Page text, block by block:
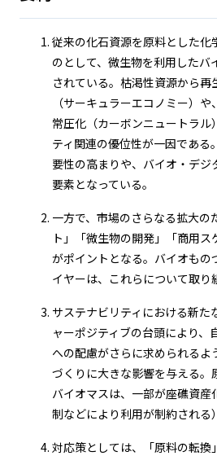
従来の化石資源を原料とした化
のとして、微生物を利用したバ
されている。枯渇性資源から再
（サーキュラーエコノミー）
常圧化（カーボンニュートラル
ティ関連の優位性が一因である
要性の高まりや、バイオ・デジ
要素となっている。
一方で、市場のさらなる拡大の
ト」「微生物の開発」「商用ス
がポイントとなる。バイオもの
イヤーは、これらについて取り
サステナビリティにおける新た
ャーポジティブの台頭により、
への配慮がさらに求められるよ
づくりに大きな影響を与える。
バイオマスは、一部が座礁資産
制などにより利用が制約される
対応策としては、「原料の転換